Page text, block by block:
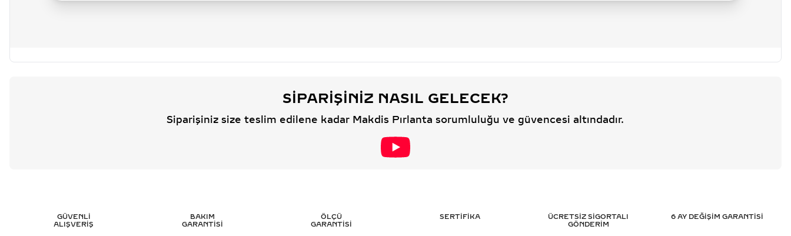
SIPARIŞINIZ NASIL GELECEK?
Siparişiniz size teslim edilene kadar Makdis Pırlanta sorumluluğu ve güvencesi altındadır.
GÜVENLİ
ALIŞVERİŞ
BAKIM
GARANTİSİ
ÖLÇÜ
GARANTİSİ
SERTİFİKA
ÜCRETSİZ SİGORTALI
GÖNDERİM
6 AY DEĞİŞİM GARANTİSİ